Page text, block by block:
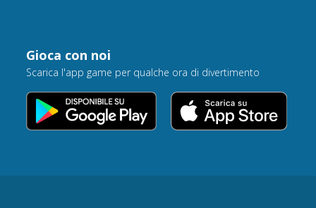
Gioca con noi
Scarica l'app game per qualche ora di divertimento